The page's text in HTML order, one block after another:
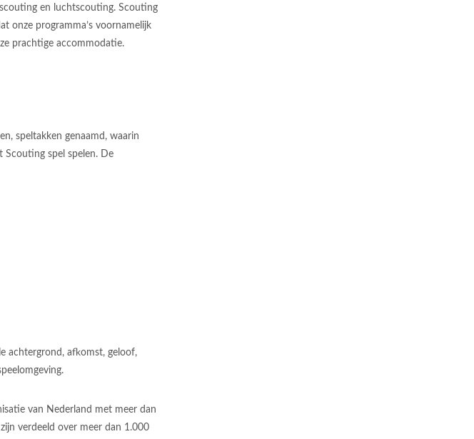
en luchtscouting. Scouting
onze programma’s voornamelijk
prachtige accommodatie.
speltakken genaamd, waarin
Scouting spel spelen. De
achtergrond, afkomst, geloof,
van Nederland met meer dan
verdeeld over meer dan 1.000